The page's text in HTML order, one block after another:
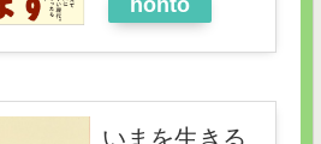
honto
いまを生きる